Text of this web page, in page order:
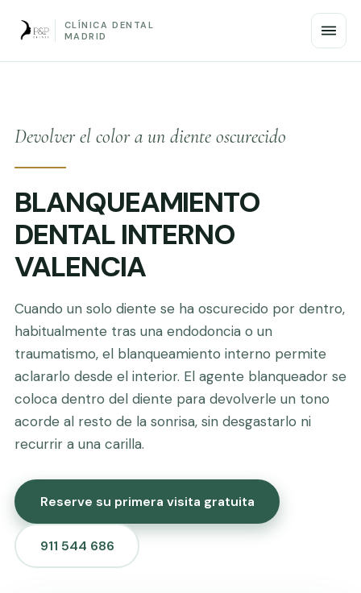
CLÍNICA DENTAL
MADRID
Devolver el color a un diente oscurecido
BLANQUEAMIENTO
DENTAL INTERNO
VALENCIA
Cuando un solo diente se ha oscurecido por dentro,
habitualmente tras una endodoncia o un
traumatismo, el blanqueamiento interno permite
aclararlo desde el interior. El agente blanqueador se
coloca dentro del diente para devolverle un tono
acorde al resto de la sonrisa, sin desgastarlo ni
recurrir a una carilla.
Reserve su primera visita gratuita
911 544 686